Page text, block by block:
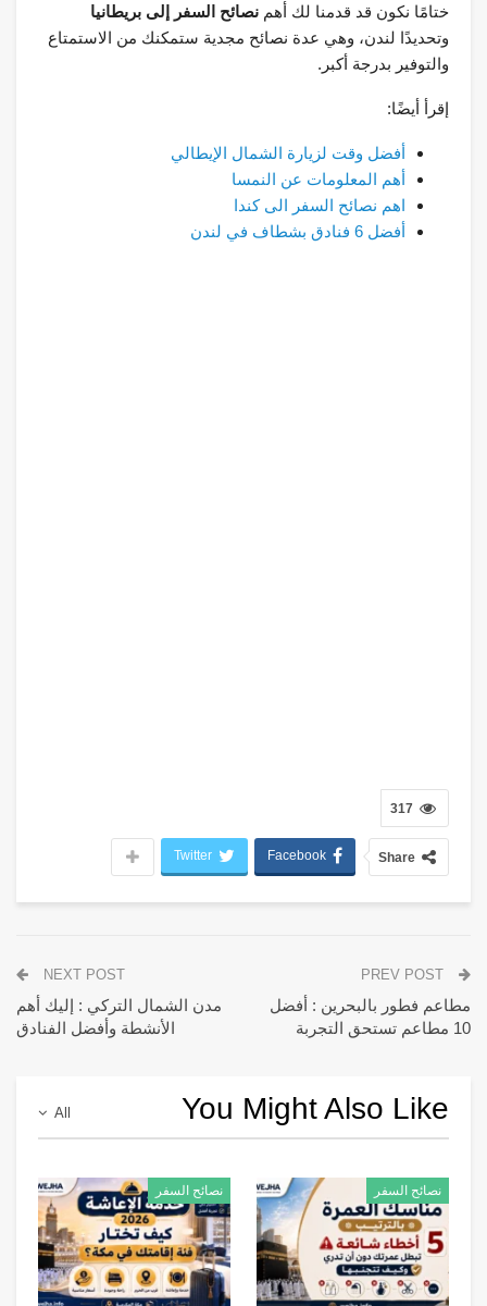
ختامًا نكون قد قدمنا لك أهم نصائح السفر إلى بريطانيا
وتحديدًا لندن، وهي عدة نصائح مجدية ستمكنك من الاستمتاع
والتوفير بدرجة أكبر.
إقرأ أيضًا:
أفضل وقت لزيارة الشمال الإيطالي
أهم المعلومات عن النمسا
اهم نصائح السفر الى كندا
أفضل 6 فنادق بشطاف في لندن
317
Share
Facebook
Twitter
مطاعم فطور بالبحرين : أفضل
10 مطاعم تستحق التجربة
NEXT POST
مدن الشمال التركي : إليك أهم
الأنشطة وأفضل الفنادق
All You Might Also Like
نصائح السفر نصائح السفر